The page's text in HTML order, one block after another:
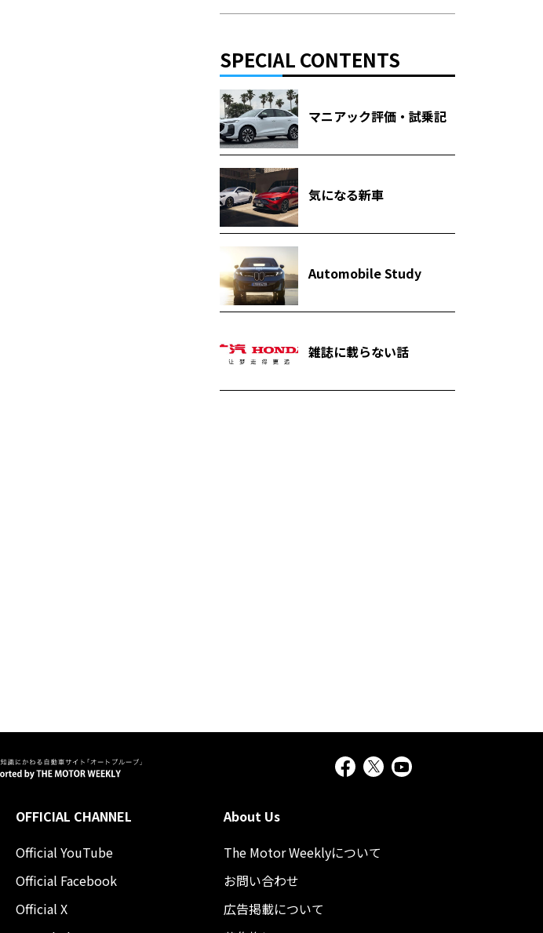
SPECIAL CONTENTS
マニアック評価・試乗記
気になる新車
Automobile Study
雑誌に載らない話
OFFICIAL CHANNEL
Official YouTube
Official Facebook
Official X
About Us
The Motor Weeklyについて
お問い合わせ
広告掲載について